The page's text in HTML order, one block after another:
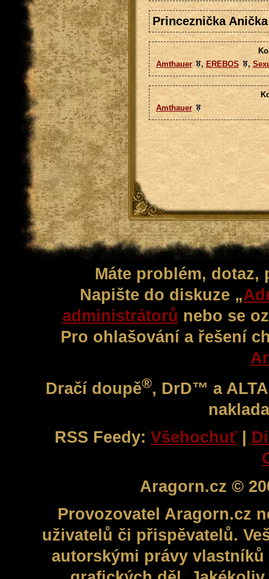
Princeznička
Amthauer
, EREBOS ,
Amthauer
Máte problém,
Napište do diskuze „
administrátorů nebo se
Pro ohlašování a řešení
Dračí doupě®, DrD™ a
RSS Feedy: Všehochuť
Aragorn.cz ©
Provozovatel Aragorn.cz
uživatelů či přispěvatelů.
autorskými právy